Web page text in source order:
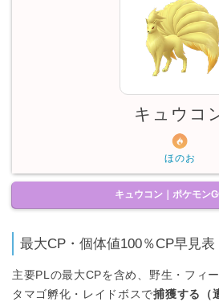
キュウコ
ほのお
キュウコン｜ポケモン
最大CP・個体値100％CP早見表
主要PLの最大CPを含め、野生・フィ
タマゴ孵化・レイドボスで捕獲する（